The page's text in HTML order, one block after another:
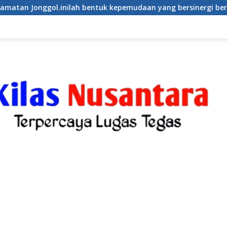
yang bersinergi bersama sama “,karang taruna desa